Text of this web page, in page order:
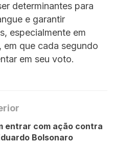
determinantes para
e garantir
especialmente em
em que cada segundo
em seu voto.
entrar com ação contra
Bolsonaro